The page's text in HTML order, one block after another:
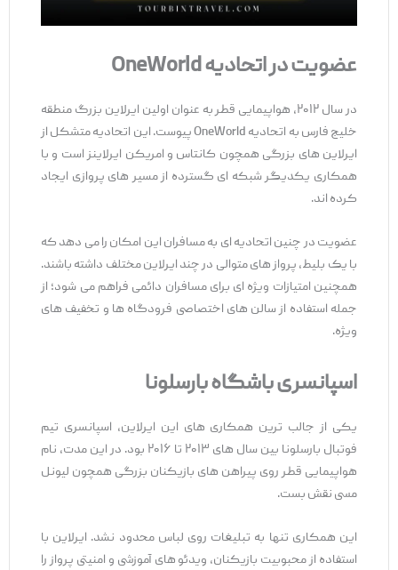
عضویت در اتحادیهOneWorld
در سال ۲۰۱۲، هواپیمایی قطر به ‌عنوان اولین ایرلاین بزرگ منطقه
خلیج فارس به اتحادیه OneWorld پیوست. این اتحادیه متشکل از
ایرلاین ‌های بزرگی همچون کانتاس و امریکن ایرلاینز است و با
همکاری یکدیگر شبکه ‌ای گسترده از مسیر های پروازی ایجاد
کرده ‌اند.
عضویت در چنین اتحادیه ‌ای به مسافران این امکان را می ‌دهد که
با یک بلیط، پرواز های متوالی در چند ایرلاین مختلف داشته باشند.
همچنین امتیازات ویژه ‌ای برای مسافران دائمی فراهم می ‌شود؛ از
جمله استفاده از سالن ‌های اختصاصی فرودگاه‌ ها و تخفیف ‌های
ویژه.
اسپانسری باشگاه بارسلونا
یکی از جالب ‌ترین همکاری ‌های این ایرلاین، اسپانسری تیم
فوتبال بارسلونا بین سال‌ های ۲۰۱۳ تا ۲۰۱۶ بود. در این مدت، نام
هواپیمایی قطر روی پیراهن ‌های بازیکنان بزرگی همچون لیونل
مسی نقش بست.
این همکاری تنها به تبلیغات روی لباس محدود نشد. ایرلاین با
استفاده از محبوبیت بازیکنان، ویدئو های آموزشی و امنیتی پرواز را